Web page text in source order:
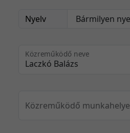
Nyelv
Közreműködő neve
Közreműködő munkahelye